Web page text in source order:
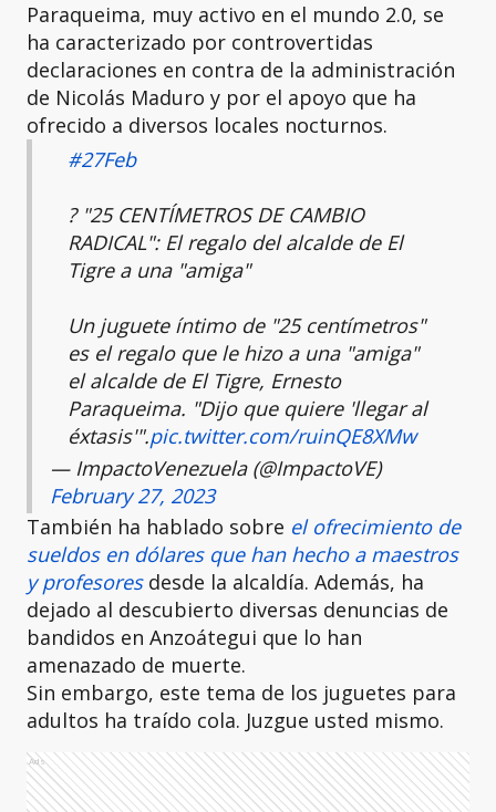
Paraqueima, muy activo en el mundo 2.0, se
ha caracterizado por controvertidas
declaraciones en contra de la administración
de Nicolás Maduro y por el apoyo que ha
ofrecido a diversos locales nocturnos.
#27Feb
? "25 CENTÍMETROS DE CAMBIO
RADICAL": El regalo del alcalde de El
Tigre a una "amiga"
Un juguete íntimo de "25 centímetros"
es el regalo que le hizo a una "amiga"
el alcalde de El Tigre, Ernesto
Paraqueima. "Dijo que quiere 'llegar al
éxtasis'".pic.twitter.com/ruinQE8XMw
— ImpactoVenezuela (@ImpactoVE)
February 27, 2023
También ha hablado sobre el ofrecimiento de
sueldos en dólares que han hecho a maestros
y profesores desde la alcaldía. Además, ha
dejado al descubierto diversas denuncias de
bandidos en Anzoátegui que lo han
amenazado de muerte.
Sin embargo, este tema de los juguetes para
adultos ha traído cola. Juzgue usted mismo.
Ads